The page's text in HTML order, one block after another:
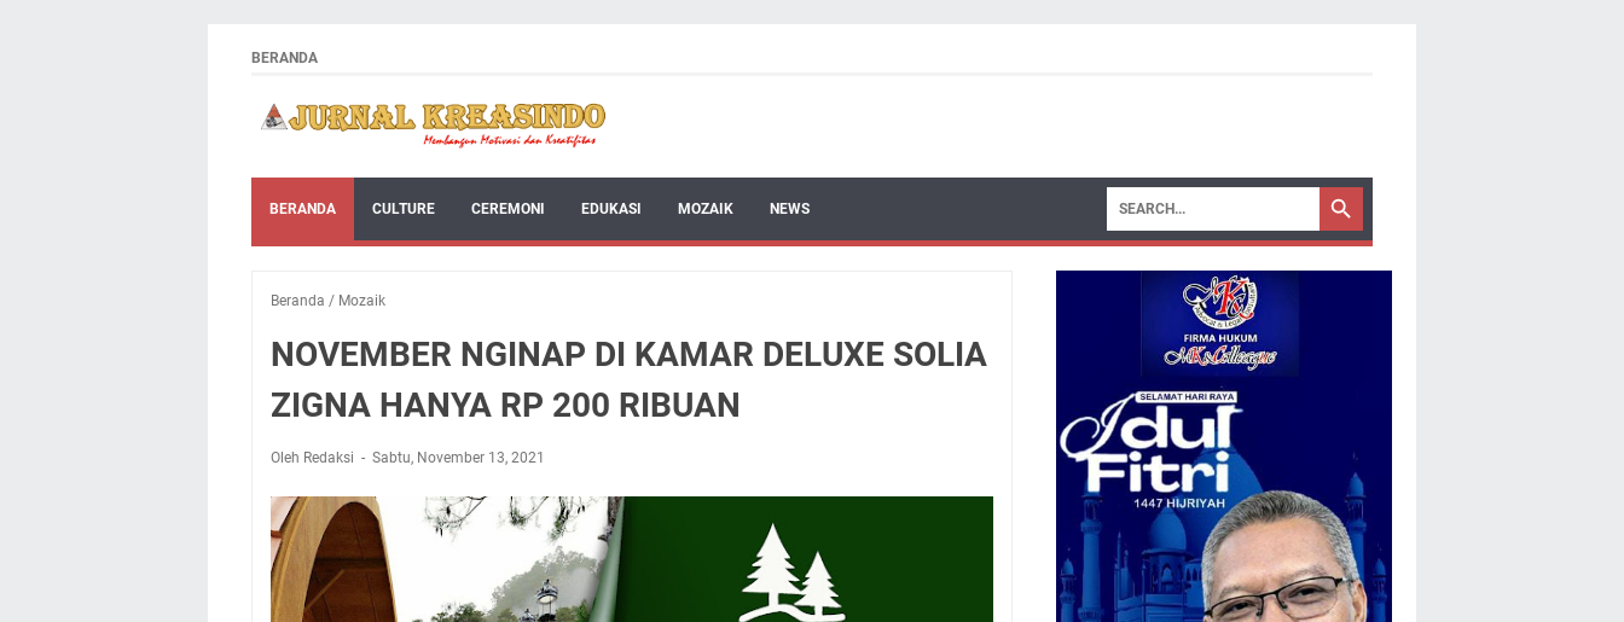
BERANDA
BERANDA CULTURE CEREMONI EDUKASI MOZAIK NEWS
Beranda / Mozaik
NOVEMBER NGINAP DI KAMAR DELUXE SOLIA
ZIGNA HANYA RP 200 RIBUAN
Oleh Redaksi Sabtu, November 13, 2021